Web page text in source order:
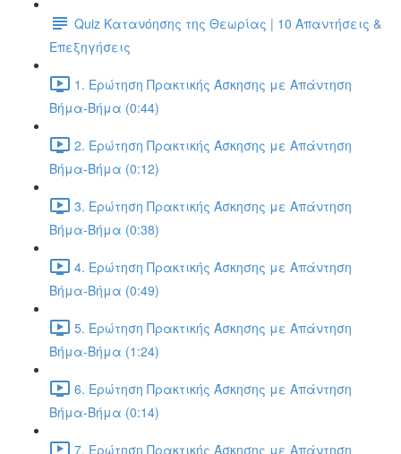
Quiz Κατανόησης της Θεωρίας | 10 Απαντήσεις &
Επεξηγήσεις
1. Ερώτηση Πρακτικής Άσκησης με Απάντηση
Βήμα-Βήμα (0:44)
2. Ερώτηση Πρακτικής Άσκησης με Απάντηση
Βήμα-Βήμα (0:12)
3. Ερώτηση Πρακτικής Άσκησης με Απάντηση
Βήμα-Βήμα (0:38)
4. Ερώτηση Πρακτικής Άσκησης με Απάντηση
Βήμα-Βήμα (0:49)
5. Ερώτηση Πρακτικής Άσκησης με Απάντηση
Βήμα-Βήμα (1:24)
6. Ερώτηση Πρακτικής Άσκησης με Απάντηση
Βήμα-Βήμα (0:14)
7. Ερώτηση Πρακτικής Άσκησης με Απάντηση